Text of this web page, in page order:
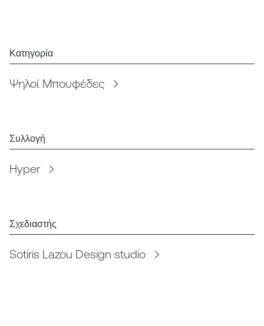
Κατηγορία
Ψηλοί Μπουφέδες
Συλλογή
Hyper
Σχεδιαστής
Sotiris Lazou Design studio